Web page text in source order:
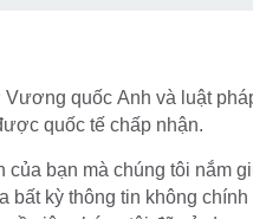
quốc Anh và luật
quốc tế chấp nhận.
của bạn mà chúng tôi nắm
bất kỳ thông tin không chính